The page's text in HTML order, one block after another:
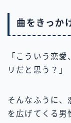
曲をきっか
「こういう恋
リだと思う？」
そんなふうに、
を広げてくる男